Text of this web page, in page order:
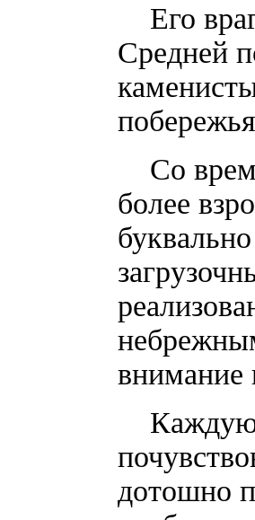
Его
Средней
Со
более
внимание
Каждую
дотошно